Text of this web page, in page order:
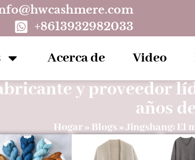
+8613932982033
Acerca de Video
y proveedor
años
Hogar » Blogs »Jingshang: El